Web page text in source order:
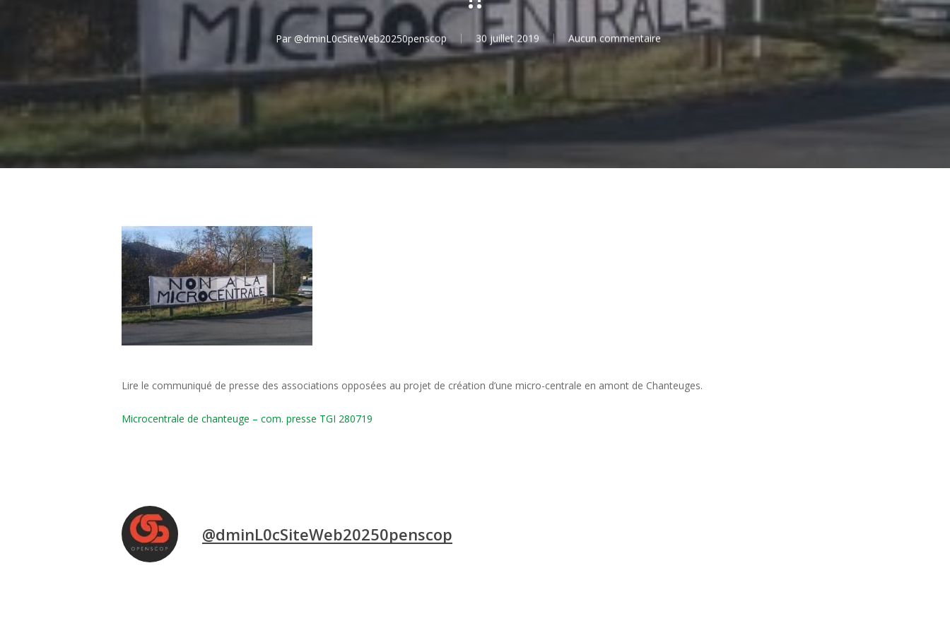
Par @dminL0cSiteWeb20250penscop 30 juillet 2019 Aucun commentaire
Lire le communiqué de presse des associations opposées au projet de création d’une micro-centrale en amont de Chanteuges.
Microcentrale de chanteuge – com. presse TGI 280719
@dminL0cSiteWeb20250penscop